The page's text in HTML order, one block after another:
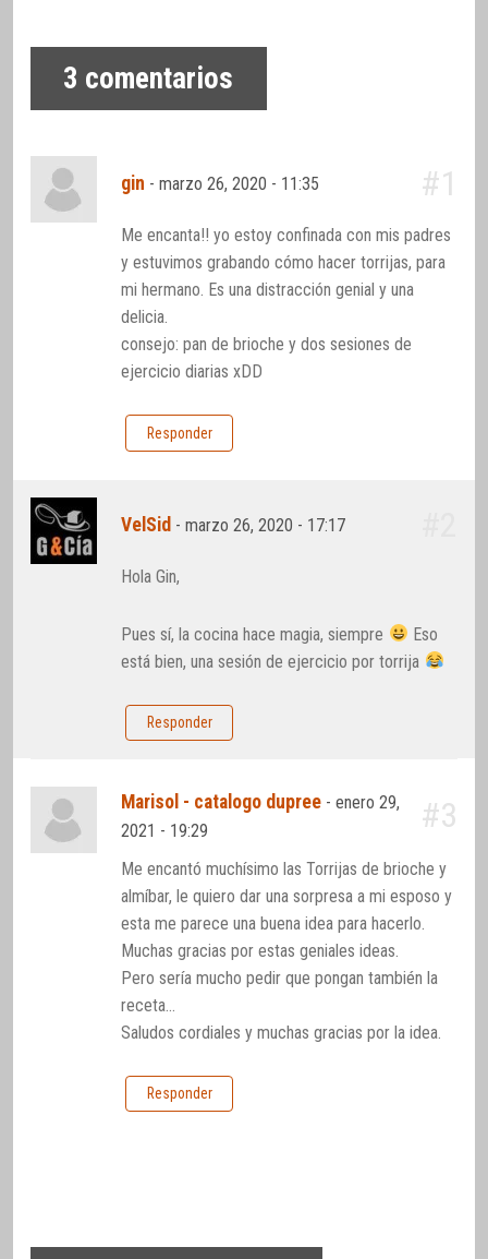
3 comentarios
gin -marzo 26, 2020 - 11:35 #1
Me encanta!! yo estoy confinada con mis padres
y estuvimos grabando cómo hacer torrijas, para
mi hermano. Es una distracción genial y una
delicia.
consejo: pan de brioche y dos sesiones de
ejercicio diarias xDD
Responder
VelSid -marzo 26, 2020 - 17:17
Hola Gin,
Pues sí, la cocina hace magia, siempre
Eso
está bien, una sesión de ejercicio por torrija
Responder
Marisol - catalogo dupree -enero 29,
2021 - 19:29
#3
Me encantó muchísimo las Torrijas de brioche y
almíbar, le quiero dar una sorpresa a mi esposo y
esta me parece una buena idea para hacerlo.
Muchas gracias por estas geniales ideas.
Pero sería mucho pedir que pongan también la
receta…
Saludos cordiales y muchas gracias por la idea.
Responder